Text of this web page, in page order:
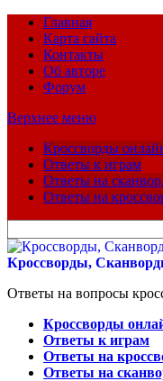
Главная
Карта сайта
Контакты
Об авторе
Форум
Верхнее меню
Кроссворды
Ответы к играм
Ответы на
Ответы на
для:
Кроссворды,
Ответы на вопросы
Кроссворды
Ответы к играм
Ответы на
Ответы на